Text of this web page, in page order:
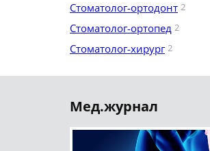
Стоматолог-ортодонт 2
Стоматолог-ортопед 2
Стоматолог-хирург 2
Мед.журнал